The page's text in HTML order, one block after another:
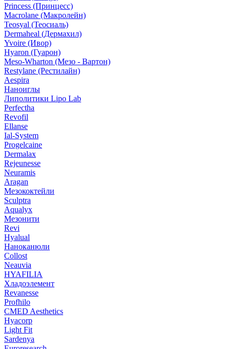
Princess (Принцесс)
Macrolane (Макролейн)
Teosyal (Теосиаль)
Dermaheal (Дермахил)
Yvoire (Ивор)
Hyaron (Гуарон)
Meso-Wharton (Мезо - Вартон)
Restylane (Рестилайн)
Aespira
Наноиглы
Липолитики Lipo Lab
Perfectha
Revofil
Ellanse
Ial-System
Progelcaine
Dermalax
Rejeunesse
Neuramis
Aragan
Мезококтейли
Sculptra
Aqualyx
Мезонити
Revi
Hyalual
Наноканюли
Collost
Neauvia
HYAFILIA
Хладоэлемент
Revanesse
Profhilo
CMED Aesthetics
Hyacorp
Light Fit
Sardenya